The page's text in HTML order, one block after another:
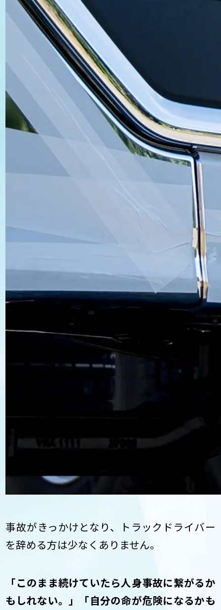
事故がきっかけとなり、トラックドライバー
を辞める方は少なくありません。
「このまま続けていたら人身事故に繋がるか
もしれない。」「自分の命が危険になるかも